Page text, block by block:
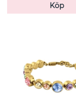
Köp